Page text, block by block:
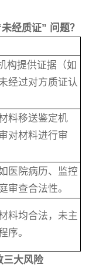
经质证” 问题？
构提供证据（如
经过对方质证认
料移送鉴定机
对材料进行审
医院病历、监控
审查合法性。
料均合法，未主
序。
三大风险